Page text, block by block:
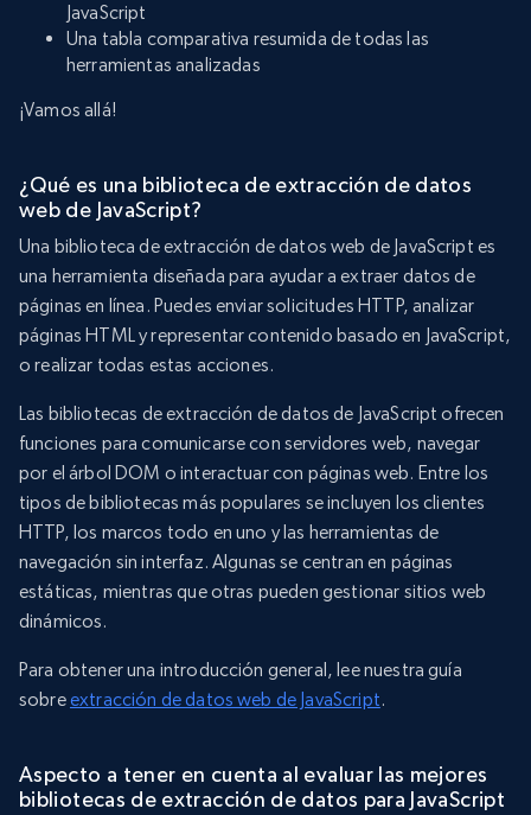
JavaScript
Una tabla comparativa resumida de todas las
herramientas analizadas
¡Vamos allá!
¿Qué es una biblioteca de extracción de datos
web de JavaScript?
Una biblioteca de extracción de datos web de JavaScript es
una herramienta diseñada para ayudar a extraer datos de
páginas en línea. Puedes enviar solicitudes HTTP, analizar
páginas HTML y representar contenido basado en JavaScript,
o realizar todas estas acciones.
Las bibliotecas de extracción de datos de JavaScript ofrecen
funciones para comunicarse con servidores web, navegar
por el árbol DOM o interactuar con páginas web. Entre los
tipos de bibliotecas más populares se incluyen los clientes
HTTP, los marcos todo en uno y las herramientas de
navegación sin interfaz. Algunas se centran en páginas
estáticas, mientras que otras pueden gestionar sitios web
dinámicos.
Para obtener una introducción general, lee nuestra guía
sobreextracción de datos web de JavaScript.
Aspecto a tener en cuenta al evaluar las mejores
bibliotecas de extracción de datos para JavaScript